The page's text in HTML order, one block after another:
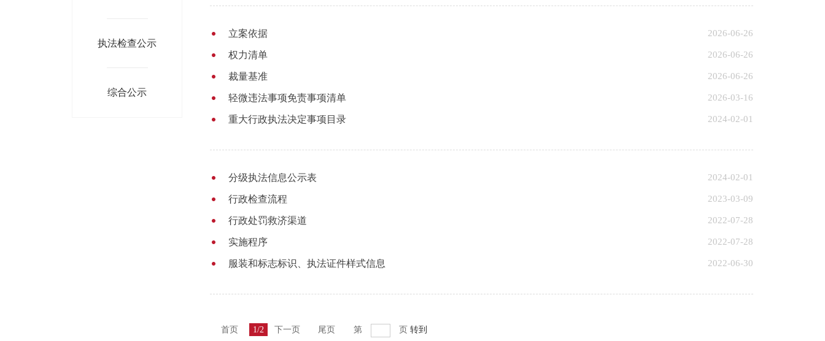
执法检查公示
综合公示
立案依据 2026-06-26
权力清单 2026-06-26
裁量基准 2026-06-26
轻微违法事项免责事项清单 2026-03-16
重大行政执法决定事项目录 2024-02-01
分级执法信息公示表 2024-02-01
行政检查流程 2023-03-09
行政处罚救济渠道 2022-07-28
实施程序 2022-07-28
服装和标志标识、执法证件样式信息 2022-06-30
首页 1/2 下一页 尾页 第 页 转到